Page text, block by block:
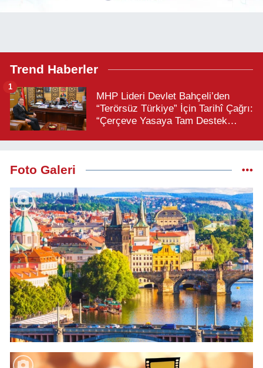
Trend Haberler
MHP Lideri Devlet Bahçeli’den
“Terörsüz Türkiye” İçin Tarihî Çağrı:
“Çerçeve Yasaya Tam Destek
1
Foto Galeri